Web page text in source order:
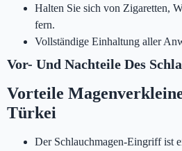
Halten Sie sich von Zigaretten,
fern.
Vollständige Einhaltung aller
Vor- Und Nachteile Des
Vorteile
Türkei
Der Schlauchmagen-Eingriff ist